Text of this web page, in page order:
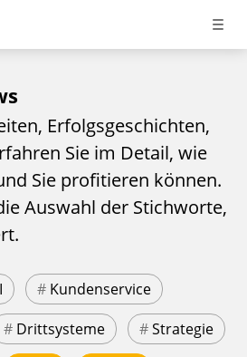
Erfolgsgeschichten,
Sie im Detail, wie
Sie profitieren können.
Auswahl der Stichworte,
# Kundenservice
# Drittsysteme #Strategie